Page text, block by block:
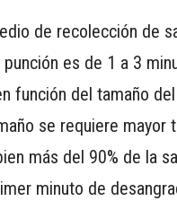
de recolección de
es de 1 a 3
función del tamaño
se requiere mayor
más del 90% de la
minuto de